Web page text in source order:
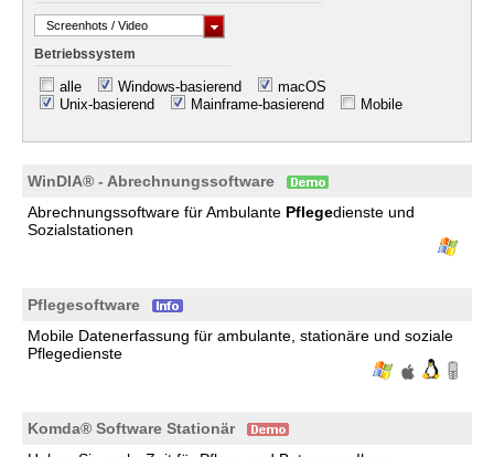
Screenhots / Video
Betriebssystem
alle Windows-basierend
macOS
Unix-basierend
Mainframe-basierend Mobile
WinDIA® - Abrechnungssoftware
Abrechnungssoftware für Ambulante Pflegedienste und
Sozialstationen
Pflegesoftware
Mobile Datenerfassung für ambulante, stationäre und soziale
Pflegedienste
Komda® Software Stationär